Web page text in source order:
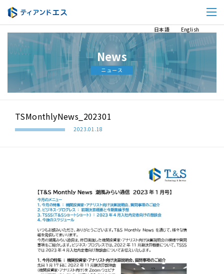
日本語 English
News
ニュース
TSMonthlyNews_202301
2023.01.18